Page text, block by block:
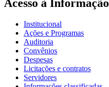
Acesso à Informação
Institucional
Ações e Programas
Auditoria
Convênios
Despesas
Licitações e contratos
Servidores